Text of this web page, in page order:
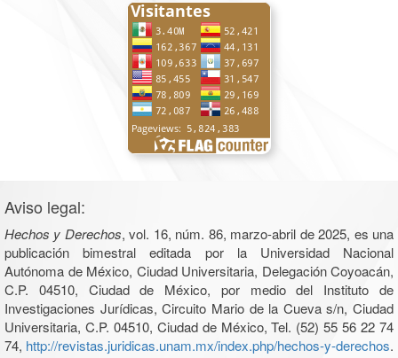
Aviso legal:
Hechos y Derechos, vol. 16, núm. 86, marzo-abril de 2025, es una
publicación bimestral editada por la Universidad Nacional
Autónoma de México, Ciudad Universitaria, Delegación Coyoacán,
C.P. 04510, Ciudad de México, por medio del Instituto de
Investigaciones Jurídicas, Circuito Mario de la Cueva s/n, Ciudad
Universitaria, C.P. 04510, Ciudad de México, Tel. (52) 55 56 22 74
74, http://revistas.juridicas.unam.mx/index.php/hechos-y-derechos.